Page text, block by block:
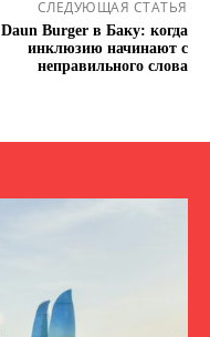
СЛЕДУЮЩАЯ СТАТЬЯ
Daun Burger в Баку: когда
инклюзию начинают с
неправильного слова